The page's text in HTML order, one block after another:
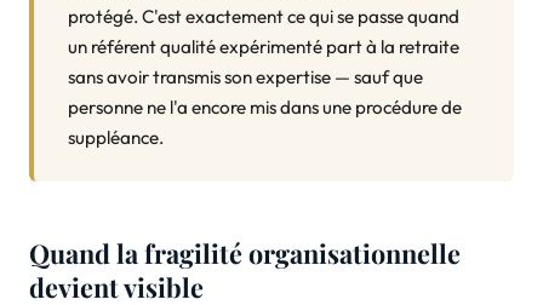
protégé. C'est exactement ce qui se passe quand
un référent qualité expérimenté part à la retraite
sans avoir transmis son expertise — sauf que
personne ne l'a encore mis dans une procédure de
suppléance.
Quand la fragilité organisationnelle
devient visible